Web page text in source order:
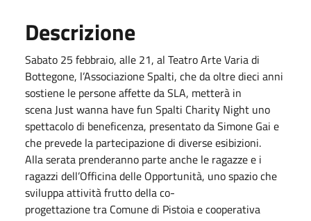
Descrizione
Sabato 25 febbraio, alle 21, al Teatro Arte Varia di
Bottegone, l’Associazione Spalti, che da oltre dieci anni
sostiene le persone affette da SLA, metterà in
scena Just wanna have fun Spalti Charity Night uno
spettacolo di beneficenza, presentato da Simone Gai e
che prevede la partecipazione di diverse esibizioni.
Alla serata prenderanno parte anche le ragazze e i
ragazzi dell’Officina delle Opportunità, uno spazio che
sviluppa attività frutto della co-
progettazione tra Comune di Pistoia e cooperativa